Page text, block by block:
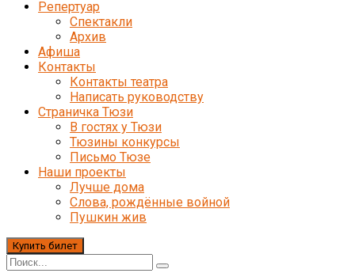
Репертуар
Спектакли
Архив
Афиша
Контакты
Контакты театра
Написать руководству
Страничка Тюзи
В гостях у Тюзи
Тюзины конкурсы
Письмо Тюзе
Наши проекты
Лучше дома
Слова, рождённые войной
Пушкин жив
Купить билет